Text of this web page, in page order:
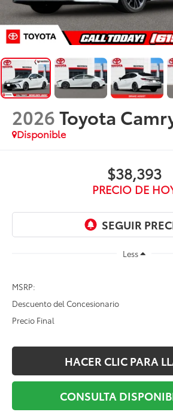
2026Toyota
Disponible
$38,393
PRECIO DE
Less
MSRP:
Descuento del Concesionario
Precio Final
HACER CLIC PARA
CONSULTA